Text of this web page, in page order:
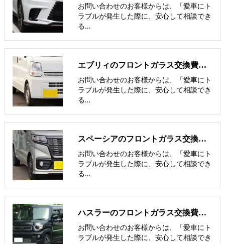
お問い合わせのお客様からは、「愛車にト
ラブルが発生した際に、安心して相談でき
る…
エブリィのフロントガラス交換費用･飛び石修理費用･低価格ガラス紹介
お問い合わせのお客様からは、「愛車にト
ラブルが発生した際に、安心して相談でき
る…
スペーシアのフロントガラス交換費用･飛び石修理費用･低価格ガラス紹介
お問い合わせのお客様からは、「愛車にト
ラブルが発生した際に、安心して相談でき
る…
ハスラーのフロントガラス交換費用･飛び石修理費用･低価格ガラス紹介
お問い合わせのお客様からは、「愛車にト
ラブルが発生した際に、安心して相談でき